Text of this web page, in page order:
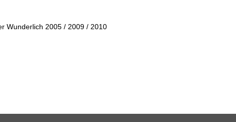
Wunderlich 2005 / 2009 / 2010